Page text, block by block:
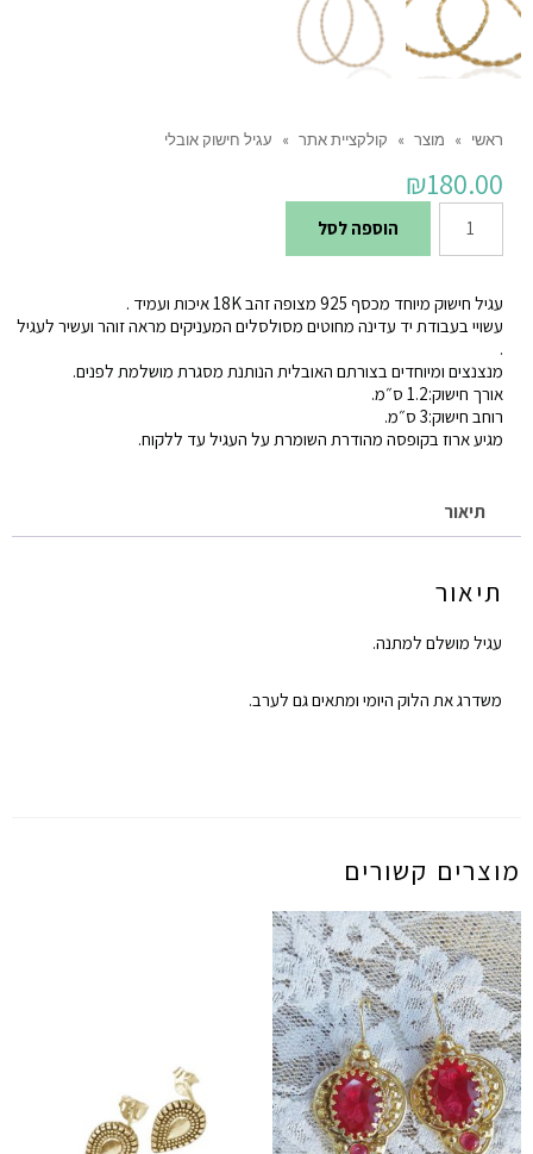
ראשי » מוצר » קולקציית אתר » עגיל חישוק אובלי
₪180.00
כמות
של
חישוק
אובלי
הוספה לסל
עגיל חישוק מיוחד מכסף 925 מצופה זהב 18K איכות ועמיד .
עשויי בעבודת יד עדינה מחוטים מסולסלים המעניקים מראה זוהר ועשיר לעגיל
.
מנצנצים ומיוחדים בצורתם האובלית הנותנת מסגרת מושלמת לפנים.
אורך חישוק:1.2 ס״מ.
רוחב חישוק:3 ס״מ.
מגיע ארוז בקופסה מהודרת השומרת על העגיל עד ללקוח.
תיאור
תיאור
עגיל מושלם למתנה.
משדרג את הלוק היומי ומתאים גם לערב.
מוצרים קשורים